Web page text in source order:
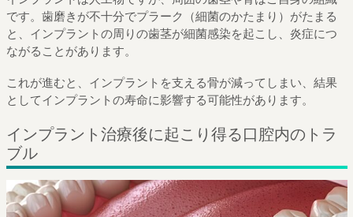
です。歯磨きが不十分でプラーク（細菌のかたまり）がたまる
と、インプラントの周りの歯茎が細菌感染を起こし、炎症につ
ながることがあります。
これが進むと、インプラントを支える骨が減ってしまい、結果
としてインプラントの寿命に影響する可能性があります。
インプラント治療後に起こり得る口腔内のトラ
ブル